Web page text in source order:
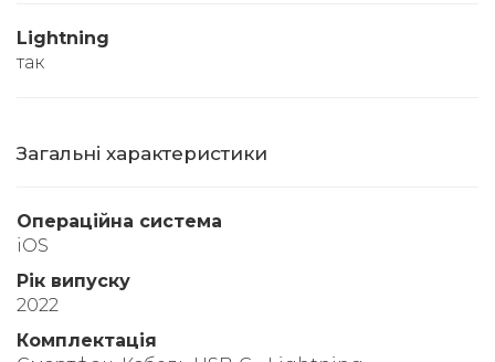
Lightning
так
Загальні характеристики
Операційна система
iOS
Рік випуску
2022
Комплектація